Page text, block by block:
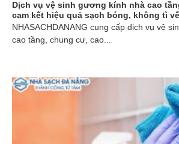
Dịch vụ vệ sinh gương kính nhà cao
cam kết hiệu quả sạch bóng, không tì
NHASACHDANANG cung cấp dịch vụ vệ
cao tầng, chung cư, cao...